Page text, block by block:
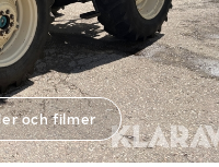
och filmer